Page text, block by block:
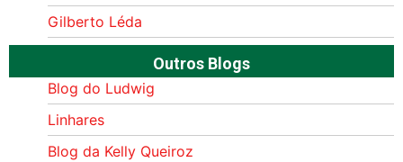
Gilberto Léda
Outros Blogs
Blog do Ludwig
Linhares
Blog da Kelly Queiroz